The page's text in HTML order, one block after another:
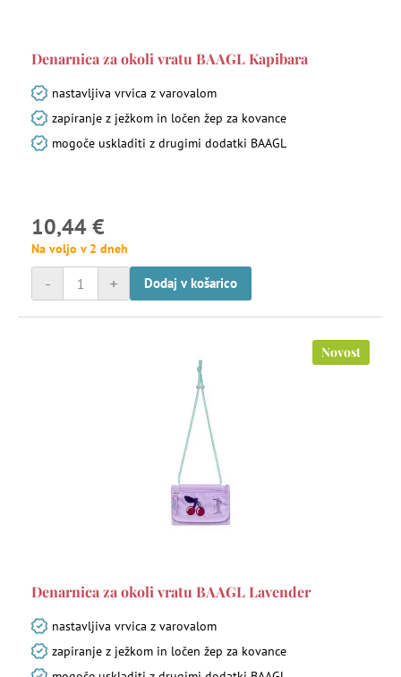
Denarnica za okoli vratu BAAGL Kapibara
nastavljiva vrvica z varovalom
zapiranje z ježkom in ločen žep za kovance
mogoče uskladiti z drugimi dodatki BAAGL
10,44 €
Na voljo v 2 dneh
+
- Dodaj v košarico
Novost
Denarnica za okoli vratu BAAGL Lavender
nastavljiva vrvica z varovalom
zapiranje z ježkom in ločen žep za kovance